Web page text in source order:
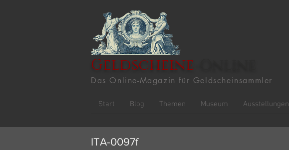
Geldscheine
Das Online-Magazin für Geldscheinsammler
Start Blog Themen Museum Ausstellungen
ITA-0097f